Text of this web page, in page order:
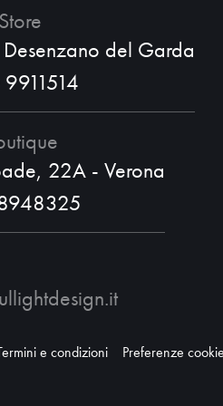
Store
del Garda
22A - Verona
e condizioni Preferenze